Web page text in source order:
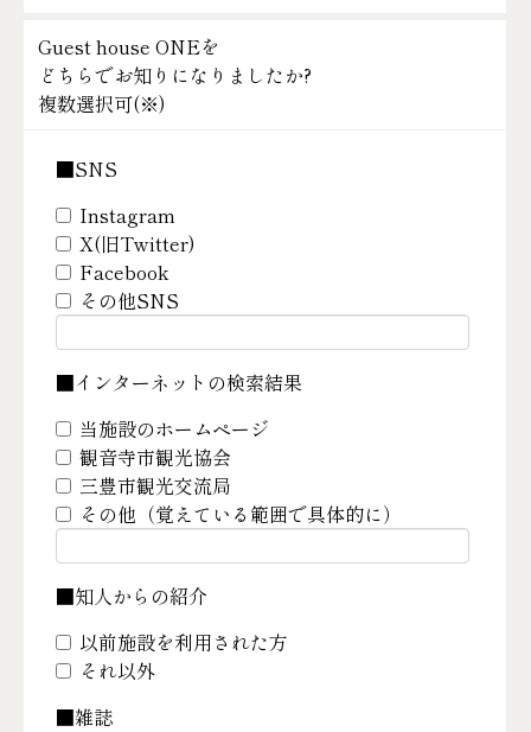
Guest house ONEを
どちらでお知りになりましたか?
複数選択可(※)
■SNS
Instagram
X(旧Twitter)
Facebook
その他SNS
■インターネットの検索結果
当施設のホームページ
観音寺市観光協会
三豊市観光交流局
その他（覚えている範囲で具体的に）
■知人からの紹介
以前施設を利用された方
それ以外
■雑誌